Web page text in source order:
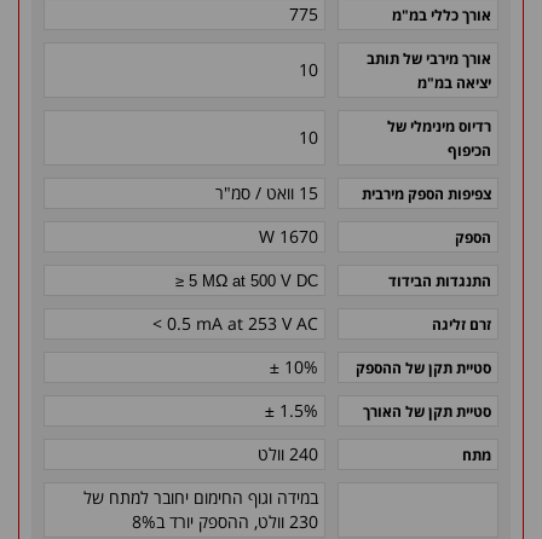
אורך כללי במ"מ 775
אורך מירבי של תותב
יציאה במ"מ
10
רדיוס מינימלי של
הכיפוף
10
צפיפות הספק מירבית 15 וואט / סמ"ר
הספק 1670 W
התנגדות הבידוד ≥ 5 MΩ at 500 V DC
זרם זליגה < 0.5 mA at 253 V AC
סטיית תקן של ההספק ± 10%
סטיית תקן של האורך ± 1.5%
מתח
240 וולט
במידה וגוף החימום יחובר למתח של
230 וולט, ההספק יורד ב8%